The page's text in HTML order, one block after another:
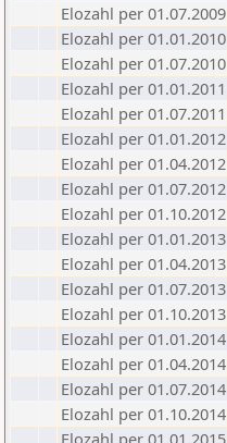
Elozahl per 01.07.2009
Elozahl per 01.01.2010
Elozahl per 01.07.2010
Elozahl per 01.01.2011
Elozahl per 01.07.2011
Elozahl per 01.01.2012
Elozahl per 01.04.2012
Elozahl per 01.07.2012
Elozahl per 01.10.2012
Elozahl per 01.01.2013
Elozahl per 01.04.2013
Elozahl per 01.07.2013
Elozahl per 01.10.2013
Elozahl per 01.01.2014
Elozahl per 01.04.2014
Elozahl per 01.07.2014
Elozahl per 01.10.2014
Elozahl per 01.01.2015